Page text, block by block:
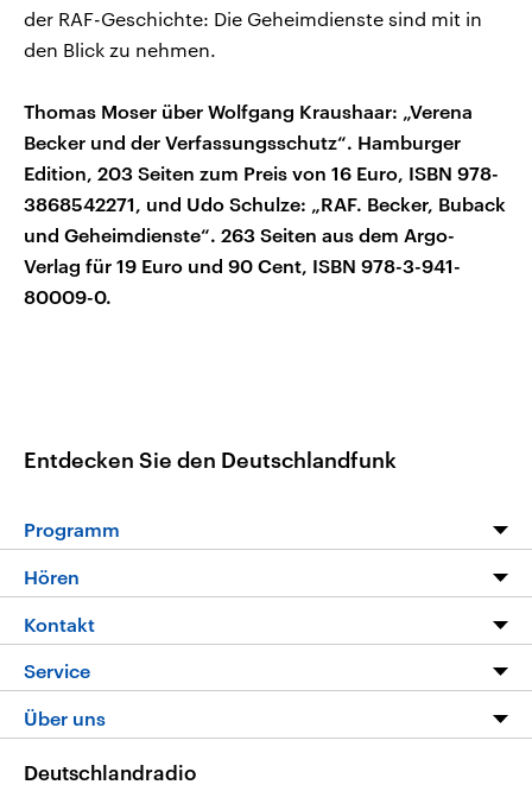
der RAF-Geschichte: Die Geheimdienste sind mit in
den Blick zu nehmen.
Thomas Moser über Wolfgang Kraushaar: „Verena
Becker und der Verfassungsschutz“. Hamburger
Edition, 203 Seiten zum Preis von 16 Euro, ISBN 978-
3868542271, und Udo Schulze: „RAF. Becker, Buback
und Geheimdienste“. 263 Seiten aus dem Argo-
Verlag für 19 Euro und 90 Cent, ISBN 978-3-941-
80009-0.
Entdecken Sie den Deutschlandfunk
Programm
Die Nachrichten
Nachrichtenleicht
Neue Beiträge auf dlf.de
Hören
Livestream
Podcasts
Deutschlandfunk App
Nachrichten App
Kontakt
Hörerservice
Service
FAQ
Über uns
Deutschlandradio